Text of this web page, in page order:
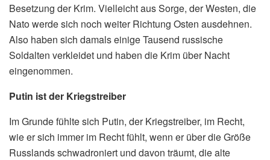
Besetzung der Krim. Vielleicht aus Sorge, der Westen, die
Nato werde sich noch weiter Richtung Osten ausdehnen.
Also haben sich damals einige Tausend russische
Soldalten verkleidet und haben die Krim über Nacht
eingenommen.
Putin ist der Kriegstreiber
Im Grunde fühlte sich Putin, der Kriegstreiber, im Recht,
wie er sich immer im Recht fühlt, wenn er über die Größe
Russlands schwadroniert und davon träumt, die alte